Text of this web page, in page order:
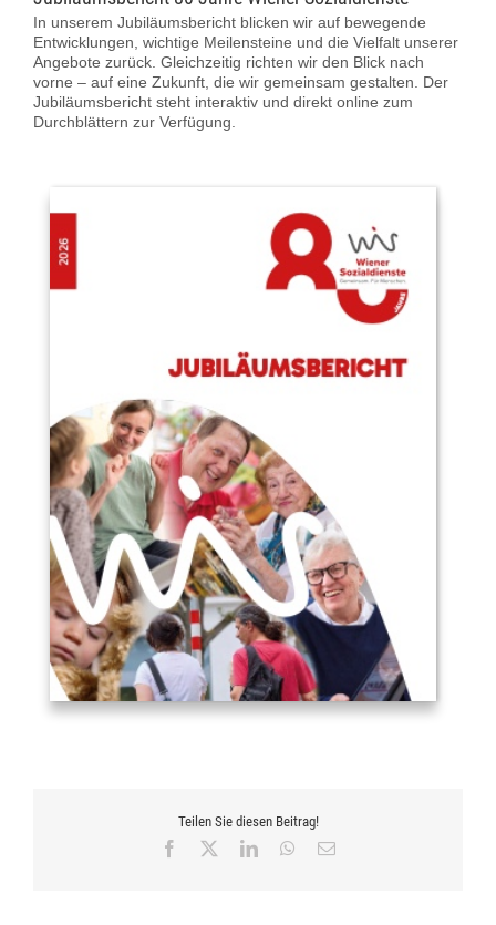
Über uns
Kontakt
Information in English
In unserem Jubiläumsbericht blicken wir auf bewegende
Entwicklungen, wichtige Meilensteine und die Vielfalt unserer
Angebote zurück. Gleichzeitig richten wir den Blick nach
vorne – auf eine Zukunft, die wir gemeinsam gestalten. Der
Jubiläumsbericht steht interaktiv und direkt online zum
Durchblättern zur Verfügung.
Teilen Sie diesen Beitrag!
Facebook LinkedInWhatsApp
E-